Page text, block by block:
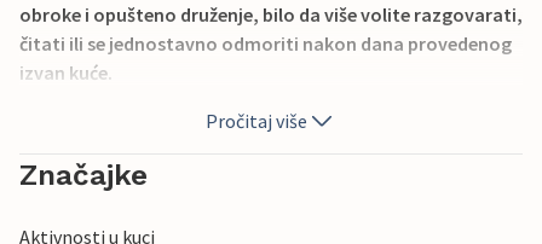
obroke i opušteno druženje, bilo da više volite razgovarati,
čitati ili se jednostavno odmoriti nakon dana provedenog
izvan kuće.
Hals je šarmantan primorski gradić na ulazu u Limfjord,
poznat po svojoj marini, pješčanim plažama i ležernoj
obalnoj atmosferi. Posjetitelji mogu istražiti povijesnu
Pročitaj više
Značajke
Aktivnosti u kuci